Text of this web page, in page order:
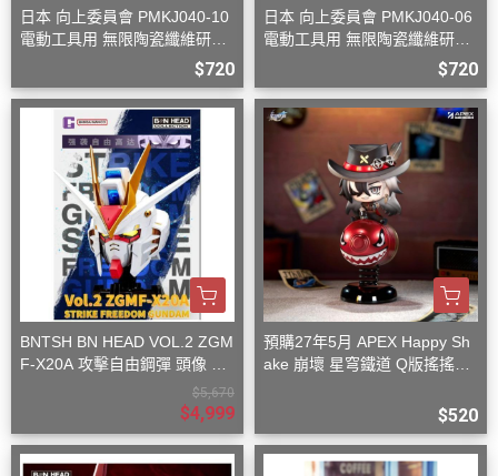
日本 向上委員會 PMKJ040-10
電動工具用 無限陶瓷纖維研磨
$720
日本 向上委員會 PMKJ040-06
電動工具用 無限陶瓷纖維研磨
$720
BNTSH BN HEAD VOL.2 ZGM
F-X20A 攻擊自由鋼彈 頭像 53
$5,670
$4,999
預購27年5月 APEX Happy Sh
ake 崩壞 星穹鐵道 Q版搖搖樂
$520